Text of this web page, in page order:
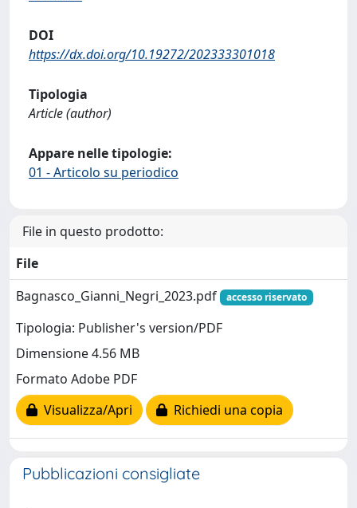
DOI
https://dx.doi.org/10.19272/202333301018
Tipologia
Article (author)
Appare nelle tipologie:
01 - Articolo su periodico
File in questo prodotto:
File
Bagnasco_Gianni_Negri_2023.pdf
accesso riservato
Tipologia: Publisher's version/PDF
Dimensione 4.56 MB
Formato Adobe PDF
Visualizza/Apri
Richiedi una copia
Pubblicazioni consigliate